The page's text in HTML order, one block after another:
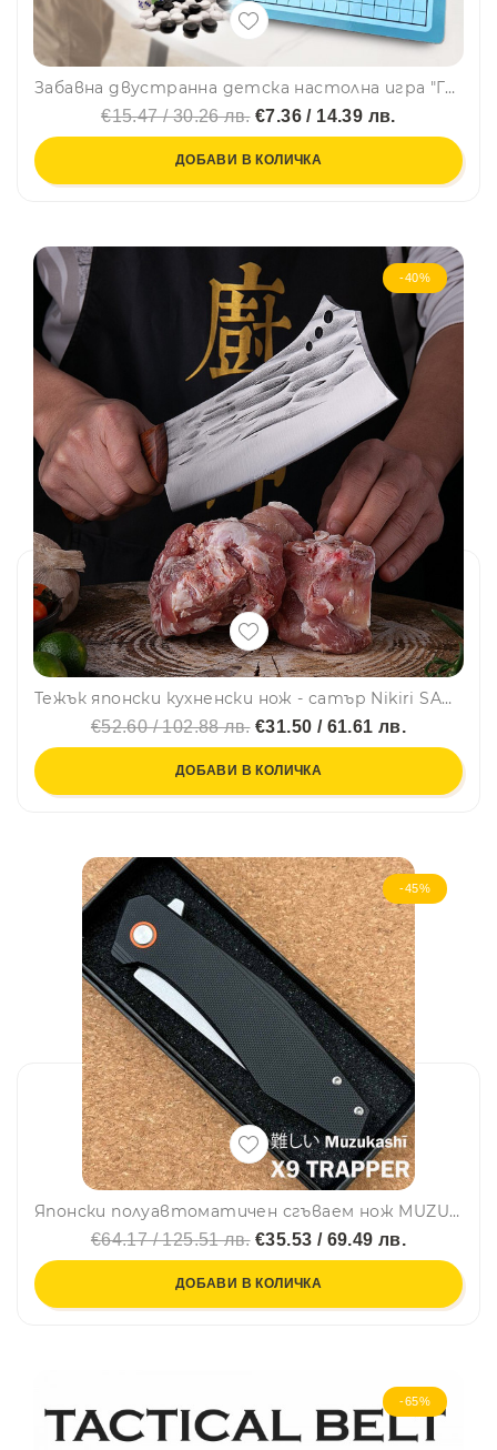
Забавна двустранна детска настолна игра "ГО" и "СТЪЛБИЧКИ" CQ07
€15.47 / 30.26 лв.€7.36 / 14.39 лв.
ДОБАВИ В КОЛИЧКА
-40%
Тежък японски кухненски нож - сатър Nikiri SANTOKU, фултанг, кована стомана 5CR13Mov, 615 gr.
€52.60 / 102.88 лв.€31.50 / 61.61 лв.
ДОБАВИ В КОЛИЧКА
-45%
Японски полуавтоматичен сгъваем нож MUZUKASHI X9 TRAPPER, стомана D2, линейно заключване, кутия
€64.17 / 125.51 лв.€35.53 / 69.49 лв.
ДОБАВИ В КОЛИЧКА
-65%